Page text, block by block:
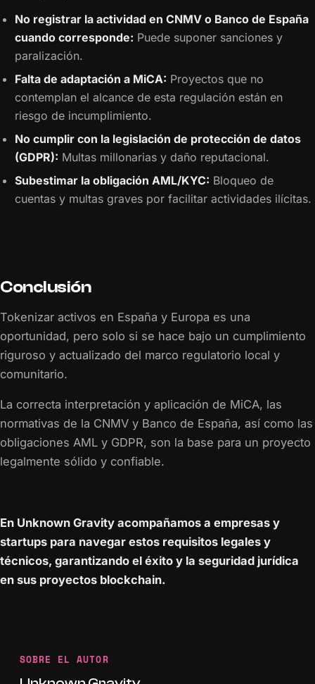
No registrar la actividad en CNMV o Banco de España
cuando corresponde: Puede suponer sanciones y
paralización.
Falta de adaptación a MiCA: Proyectos que no
contemplan el alcance de esta regulación están en
riesgo de incumplimiento.
No cumplir con la legislación de protección de datos
(GDPR): Multas millonarias y daño reputacional.
Subestimar la obligación AML/KYC: Bloqueo de
cuentas y multas graves por facilitar actividades ilícitas.
Conclusión
Tokenizar activos en España y Europa es una
oportunidad, pero solo si se hace bajo un cumplimiento
riguroso y actualizado del marco regulatorio local y
comunitario.
La correcta interpretación y aplicación de MiCA, las
normativas de la CNMV y Banco de España, así como las
obligaciones AML y GDPR, son la base para un proyecto
legalmente sólido y confiable.
En Unknown Gravity acompañamos a empresas y
startups para navegar estos requisitos legales y
técnicos, garantizando el éxito y la seguridad jurídica
en sus proyectos blockchain.
SOBRE EL AUTOR